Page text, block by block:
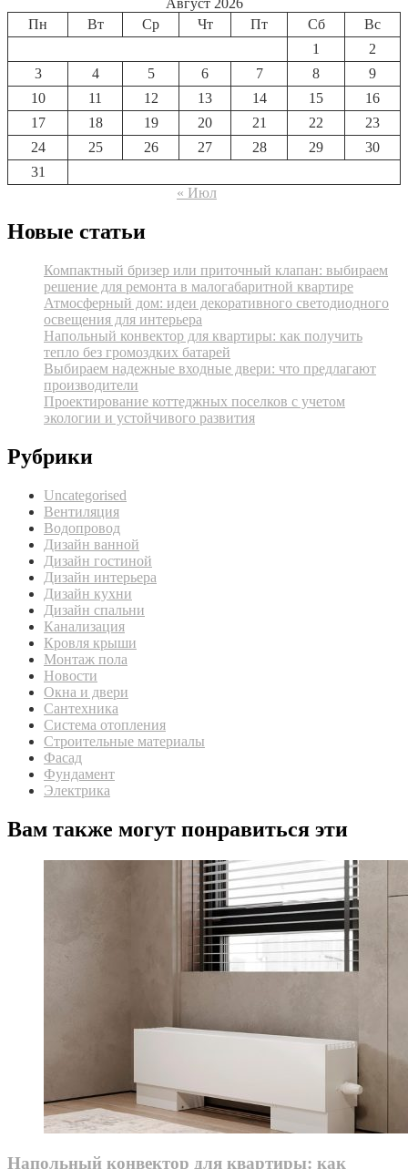
Август 2026
Пн
Вт Ср Чт Пт Сб
Вс
1
2
3
4 5 6 7 8
9
10
11 12 13 14 15
16
17
18 19 20 21 22
23
24
25 26 27 28 29
30
31
« Июл
Новые статьи
Компактный бризер или приточный клапан: выбираем
решение для ремонта в малогабаритной квартире
Атмосферный дом: идеи декоративного светодиодного
освещения для интерьера
Напольный конвектор для квартиры: как получить
тепло без громоздких батарей
Выбираем надежные входные двери: что предлагают
производители
Проектирование коттеджных поселков с учетом
экологии и устойчивого развития
Рубрики
Uncategorised
Вентиляция
Водопровод
Дизайн ванной
Дизайн гостиной
Дизайн интерьера
Дизайн кухни
Дизайн спальни
Канализация
Кровля крыши
Монтаж пола
Новости
Окна и двери
Сантехника
Система отопления
Строительные материалы
Фасад
Фундамент
Электрика
Вам также могут понравиться эти
Напольный конвектор для квартиры: как